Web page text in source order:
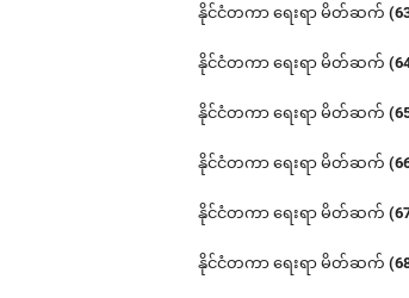
နိုင်ငံတကာ ရေးရာ မိတ်ဆက်
နိုင်ငံတကာ ရေးရာ မိတ်ဆက်
နိုင်ငံတကာ ရေးရာ မိတ်ဆက်
နိုင်ငံတကာ ရေးရာ မိတ်ဆက်
နိုင်ငံတကာ ရေးရာ မိတ်ဆက်
နိုင်ငံတကာ ရေးရာ မိတ်ဆက်